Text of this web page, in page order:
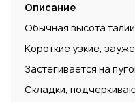
Описание
Обычная высота талии
Короткие узкие,
Застегивается на
Складки,